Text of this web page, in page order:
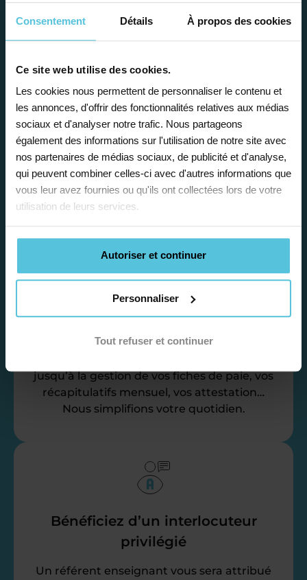
Consentement Détails À propos des cookies
Ce site web utilise des cookies.
Les cookies nous permettent de personnaliser le contenu et
les annonces, d'offrir des fonctionnalités relatives aux médias
sociaux et d'analyser notre trafic. Nous partageons
également des informations sur l'utilisation de notre site avec
nos partenaires de médias sociaux, de publicité et d'analyse,
qui peuvent combiner celles-ci avec d'autres informations que
vous leur avez fournies ou qu'ils ont collectées lors de votre
utilisation de leurs services.
Autoriser et continuer
Personnaliser
Tout refuser et continuer
vos horaires
Afin de garantir le meilleur
accompagnement, nous organisons votre
emploi du temps en fonction de votre profil,
vos disponibilités et votre flexibilité.
Déléguez vos tâches
administratives
Nos équipes d’experts se chargent de tout
jusqu’à la gestion de vos fiches de paie, vos
récapitulatifs mensuel, vos attestation…
Nous simplifions votre quotidien.
Bénéficiez d’un interlocuteur
privilégié
Un référent enseignant vous sera attribué